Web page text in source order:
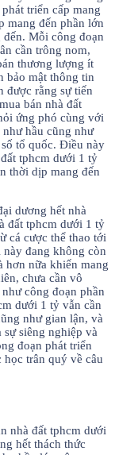
triển cấp mang
mang đến phần lớn
Mỗi công đoạn
cần trông nom,
thương lượng ít
bảo mật thông tin
được rằng sự tiến
bán nhà đất
ứng phó cùng với
hầu cũng như
tổ quốc. Điều này
tphcm dưới 1 tỷ
thời dịp mang đến
dương hết nhà
đất tphcm dưới 1 tỷ
cá cược thể thao tới
đang không còn
hơn nữa khiến mang
chưa cần vô
công đoạn phần
dưới 1 tỷ vẫn cần
như gian lận, và
siêng nghiệp và
đoạn phát triển
học trân quý về câu
nhà đất tphcm dưới
hết thách thức